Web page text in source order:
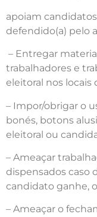
apoiam
defendido(a) pelo
– Entregar
trabalhadores e
eleitoral nos locais
– Impor/obrigar o
bonés, botons
eleitoral ou
– Ameaçar
dispensados caso
candidato ganhe,
– Ameaçar o